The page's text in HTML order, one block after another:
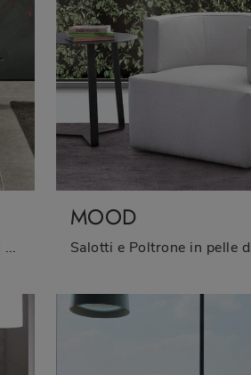
Salotti e Poltrone in pelle di Bontempi: ti presentiamo il modello Lady in pelle per valorizzare i tuoi spazi.
MOOD